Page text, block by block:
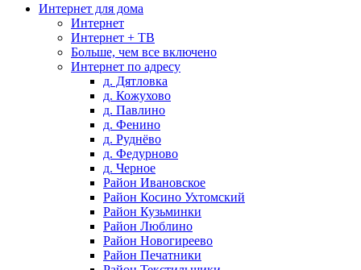
Интернет для дома
Интернет
Интернет + ТВ
Больше, чем все включено
Интернет по адресу
д. Дятловка
д. Кожухово
д. Павлино
д. Фенино
д. Руднёво
д. Федурново
д. Черное
Район Ивановское
Район Косино Ухтомский
Район Кузьминки
Район Люблино
Район Новогиреево
Район Печатники